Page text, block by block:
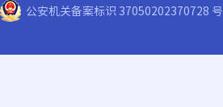
公安机关备案标识 37050202370728 号